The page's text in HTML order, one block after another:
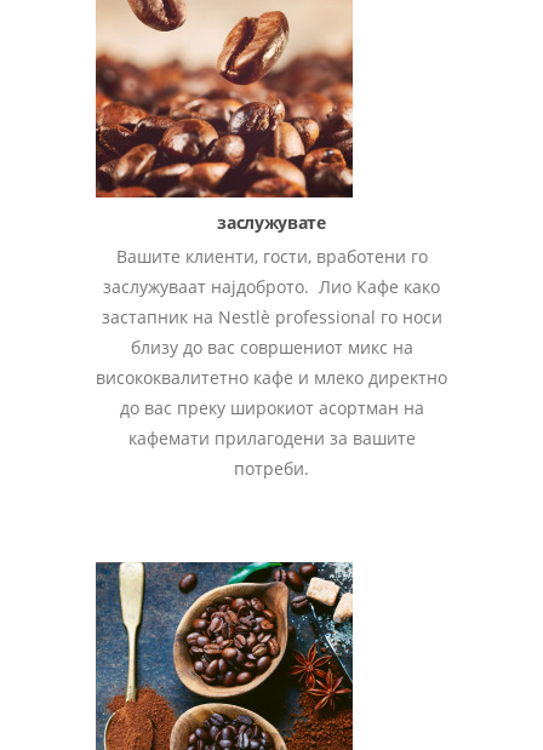
заслужувате
Вашите клиенти, гости, вработени го
заслужуваат најдоброто. Лио Кафе како
застапник на Nestlè professional го носи
близу до вас совршениот микс на
висококвалитетно кафе и млеко директно
до вас преку широкиот асортман на
кафемати прилагодени за вашите
потреби.